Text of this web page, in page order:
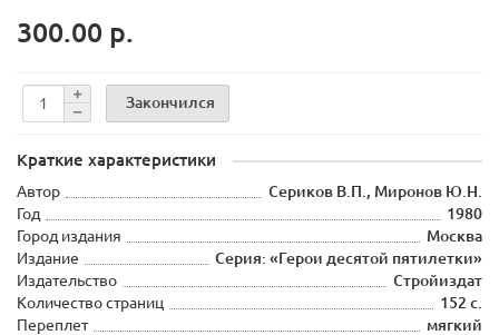
300.00 р.
Закончился
Краткие характеристики
Автор
Сериков В.П., Миронов Ю.Н.
Год
1980
Город издания
Москва
Издание
Серия: «Герои десятой пятилетки»
Издательство
Стройиздат
Количество страниц
152 с.
Переплет
мягкий